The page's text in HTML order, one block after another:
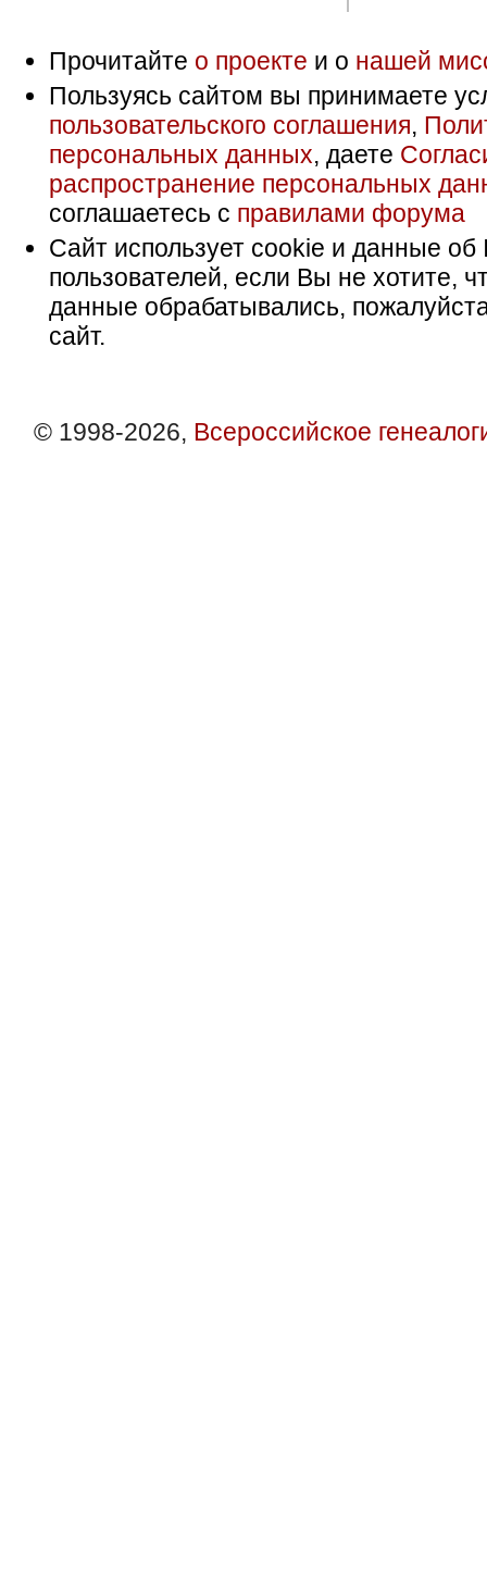
Прочитайте о проекте и о нашей
Пользуясь сайтом вы принимаете
пользовательского соглашения,
персональных данных, даете
распространение персональных
соглашаетесь с правилами форума
Сайт использует cookie и данные об
пользователей, если Вы не хотите,
данные обрабатывались,
сайт.
© 1998-2026, Всероссийское